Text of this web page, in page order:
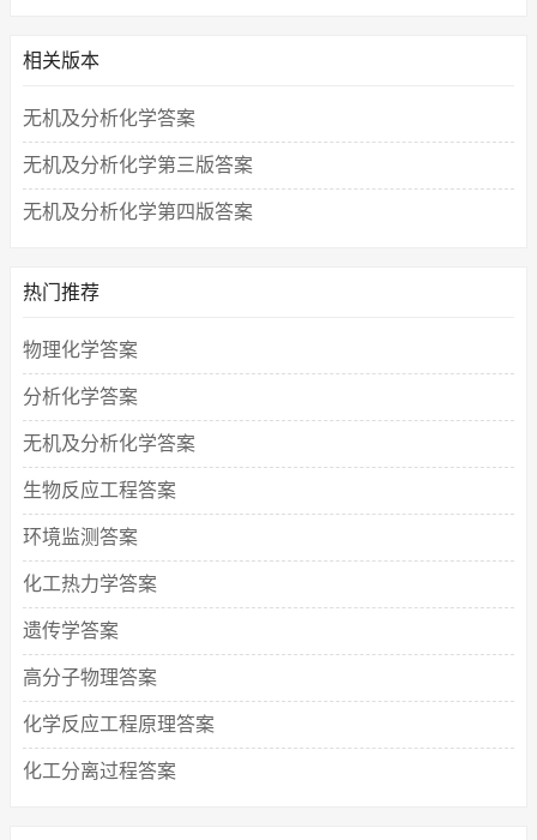
相关版本
无机及分析化学答案
无机及分析化学第三版答案
无机及分析化学第四版答案
热门推荐
物理化学答案
分析化学答案
无机及分析化学答案
生物反应工程答案
环境监测答案
化工热力学答案
遗传学答案
高分子物理答案
化学反应工程原理答案
化工分离过程答案